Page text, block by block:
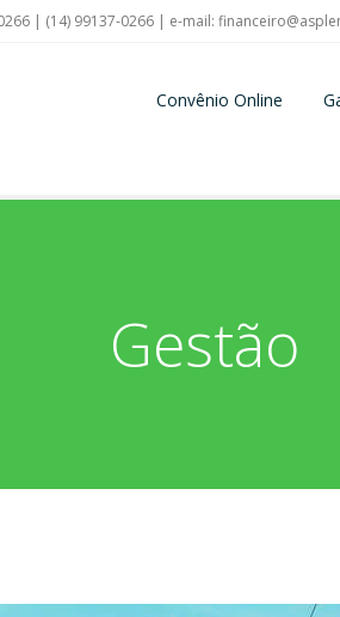
| (14) 99137-0266 | e-mail:
Convênio Online
Gestão